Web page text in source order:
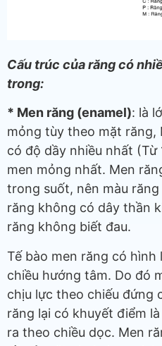
Cấu trúc của răng có
trong:
* Men răng (enamel): là
mỏng tùy theo mặt răng,
có độ dầy nhiều nhất
men mỏng nhất. Men
trong suốt, nên màu răng
răng không có dây thần
răng không biết đau.
Tế bào men răng có
chiều hướng tâm. Do đó
chịu lực theo chiếu đứng
răng lại có khuyết điểm
ra theo chiều dọc. Men